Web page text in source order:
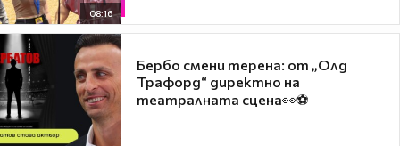
08:16
Бербо смени терена: от „Олд
Трафорд“ директно на
театралната сцена👀⚽